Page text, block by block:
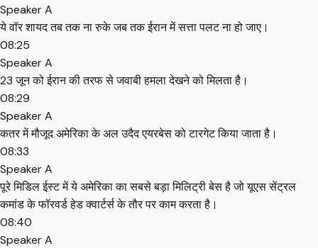
Speaker A
ये वॉर शायद तब तक ना रुके जब तक ईरान में सत्ता पलट ना हो जाए।
08:25
Speaker A
23 जून को ईरान की तरफ से जवाबी हमला देखने को मिलता है।
08:29
Speaker A
कतर में मौजूद अमेरिका के अल उदैद एयरबेस को टारगेट किया जाता है।
08:33
Speaker A
पूरे मिडिल ईस्ट में ये अमेरिका का सबसे बड़ा मिलिट्री बेस है जो यूएस सेंट्रल
कमांड के फॉरवर्ड हेड क्वार्टर्स के तौर पर काम करता है।
08:40
Speaker A